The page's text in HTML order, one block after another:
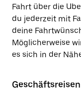
Fahrt über die
du jederzeit mit
deine
Möglicherweise
es sich in der
Geschäftsreisen